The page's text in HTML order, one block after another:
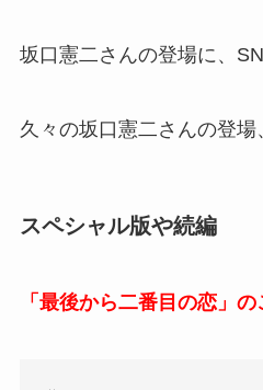
坂口憲二さんの登場に、
久々の坂口憲二さんの登
スペシャル版や続編
「最後から二番目の恋」